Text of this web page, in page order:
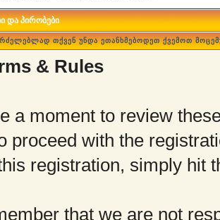
და პირობები
თქვენ უნდა ეთანხმებოდეთ ქვემოთ
& Rules
a moment to review
proceed with the
registration, simply hit
that we are not